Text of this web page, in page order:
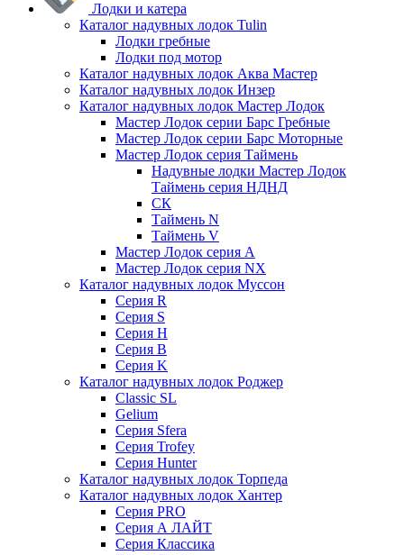
Лодки и катера
Каталог надувных лодок Tulin
Лодки гребные
Лодки под мотор
Каталог надувных лодок Аква Мастер
Каталог надувных лодок Инзер
Каталог надувных лодок Мастер Лодок
Мастер Лодок серии Барс Гребные
Мастер Лодок серии Барс Моторные
Мастер Лодок серия Таймень
Надувные лодки Мастер Лодок
Таймень серия НДНД
СК
Таймень N
Таймень V
Мастер Лодок серия А
Мастер Лодок серия NX
Каталог надувных лодок Муссон
Серия R
Серия S
Серия H
Серия B
Серия K
Каталог надувных лодок Роджер
Classic SL
Gelium
Серия Sfera
Серия Trofey
Серия Hunter
Каталог надувных лодок Торпеда
Каталог надувных лодок Хантер
Серия PRO
Серия А ЛАЙТ
Серия Классика